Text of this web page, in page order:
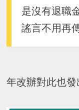
是沒有退職
謠言不用再
年改辦對此也發